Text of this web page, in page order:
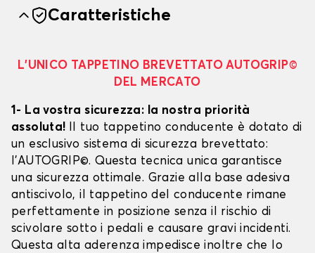
Caratteristiche
L’UNICO TAPPETINO BREVETTATO AUTOGRIP©
DEL MERCATO
1- La vostra sicurezza: la nostra priorità
assoluta! Il tuo tappetino conducente è dotato di
un esclusivo sistema di sicurezza brevettato:
l’AUTOGRIP©. Questa tecnica unica garantisce
una sicurezza ottimale. Grazie alla base adesiva
antiscivolo, il tappetino del conducente rimane
perfettamente in posizione senza il rischio di
scivolare sotto i pedali e causare gravi incidenti.
Questa alta aderenza impedisce inoltre che lo